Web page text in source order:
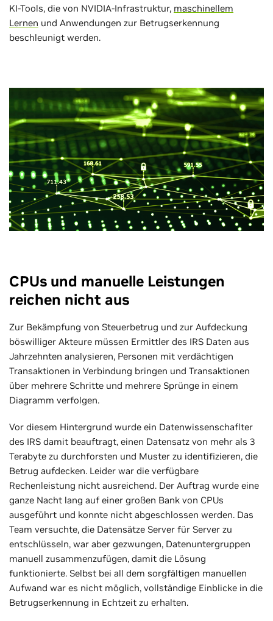
KI-Tools, die von NVIDIA-Infrastruktur, maschinellem
Lernen und Anwendungen zur Betrugserkennung
beschleunigt werden.
CPUs und manuelle Leistungen
reichen nicht aus
Zur Bekämpfung von Steuerbetrug und zur Aufdeckung
böswilliger Akteure müssen Ermittler des IRS Daten aus
Jahrzehnten analysieren, Personen mit verdächtigen
Transaktionen in Verbindung bringen und Transaktionen
über mehrere Schritte und mehrere Sprünge in einem
Diagramm verfolgen.
Vor diesem Hintergrund wurde ein Datenwissenschaflter
des IRS damit beauftragt, einen Datensatz von mehr als 3
Terabyte zu durchforsten und Muster zu identifizieren, die
Betrug aufdecken. Leider war die verfügbare
Rechenleistung nicht ausreichend. Der Auftrag wurde eine
ganze Nacht lang auf einer großen Bank von CPUs
ausgeführt und konnte nicht abgeschlossen werden. Das
Team versuchte, die Datensätze Server für Server zu
entschlüsseln, war aber gezwungen, Datenuntergruppen
manuell zusammenzufügen, damit die Lösung
funktionierte. Selbst bei all dem sorgfältigen manuellen
Aufwand war es nicht möglich, vollständige Einblicke in die
Betrugserkennung in Echtzeit zu erhalten.